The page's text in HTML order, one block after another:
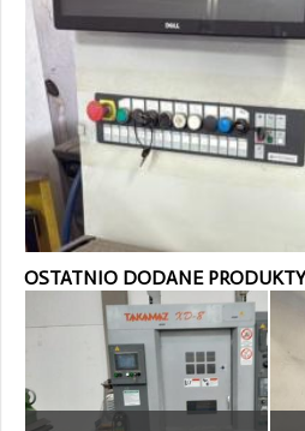
OSTATNIO DODANE PRODUKTY